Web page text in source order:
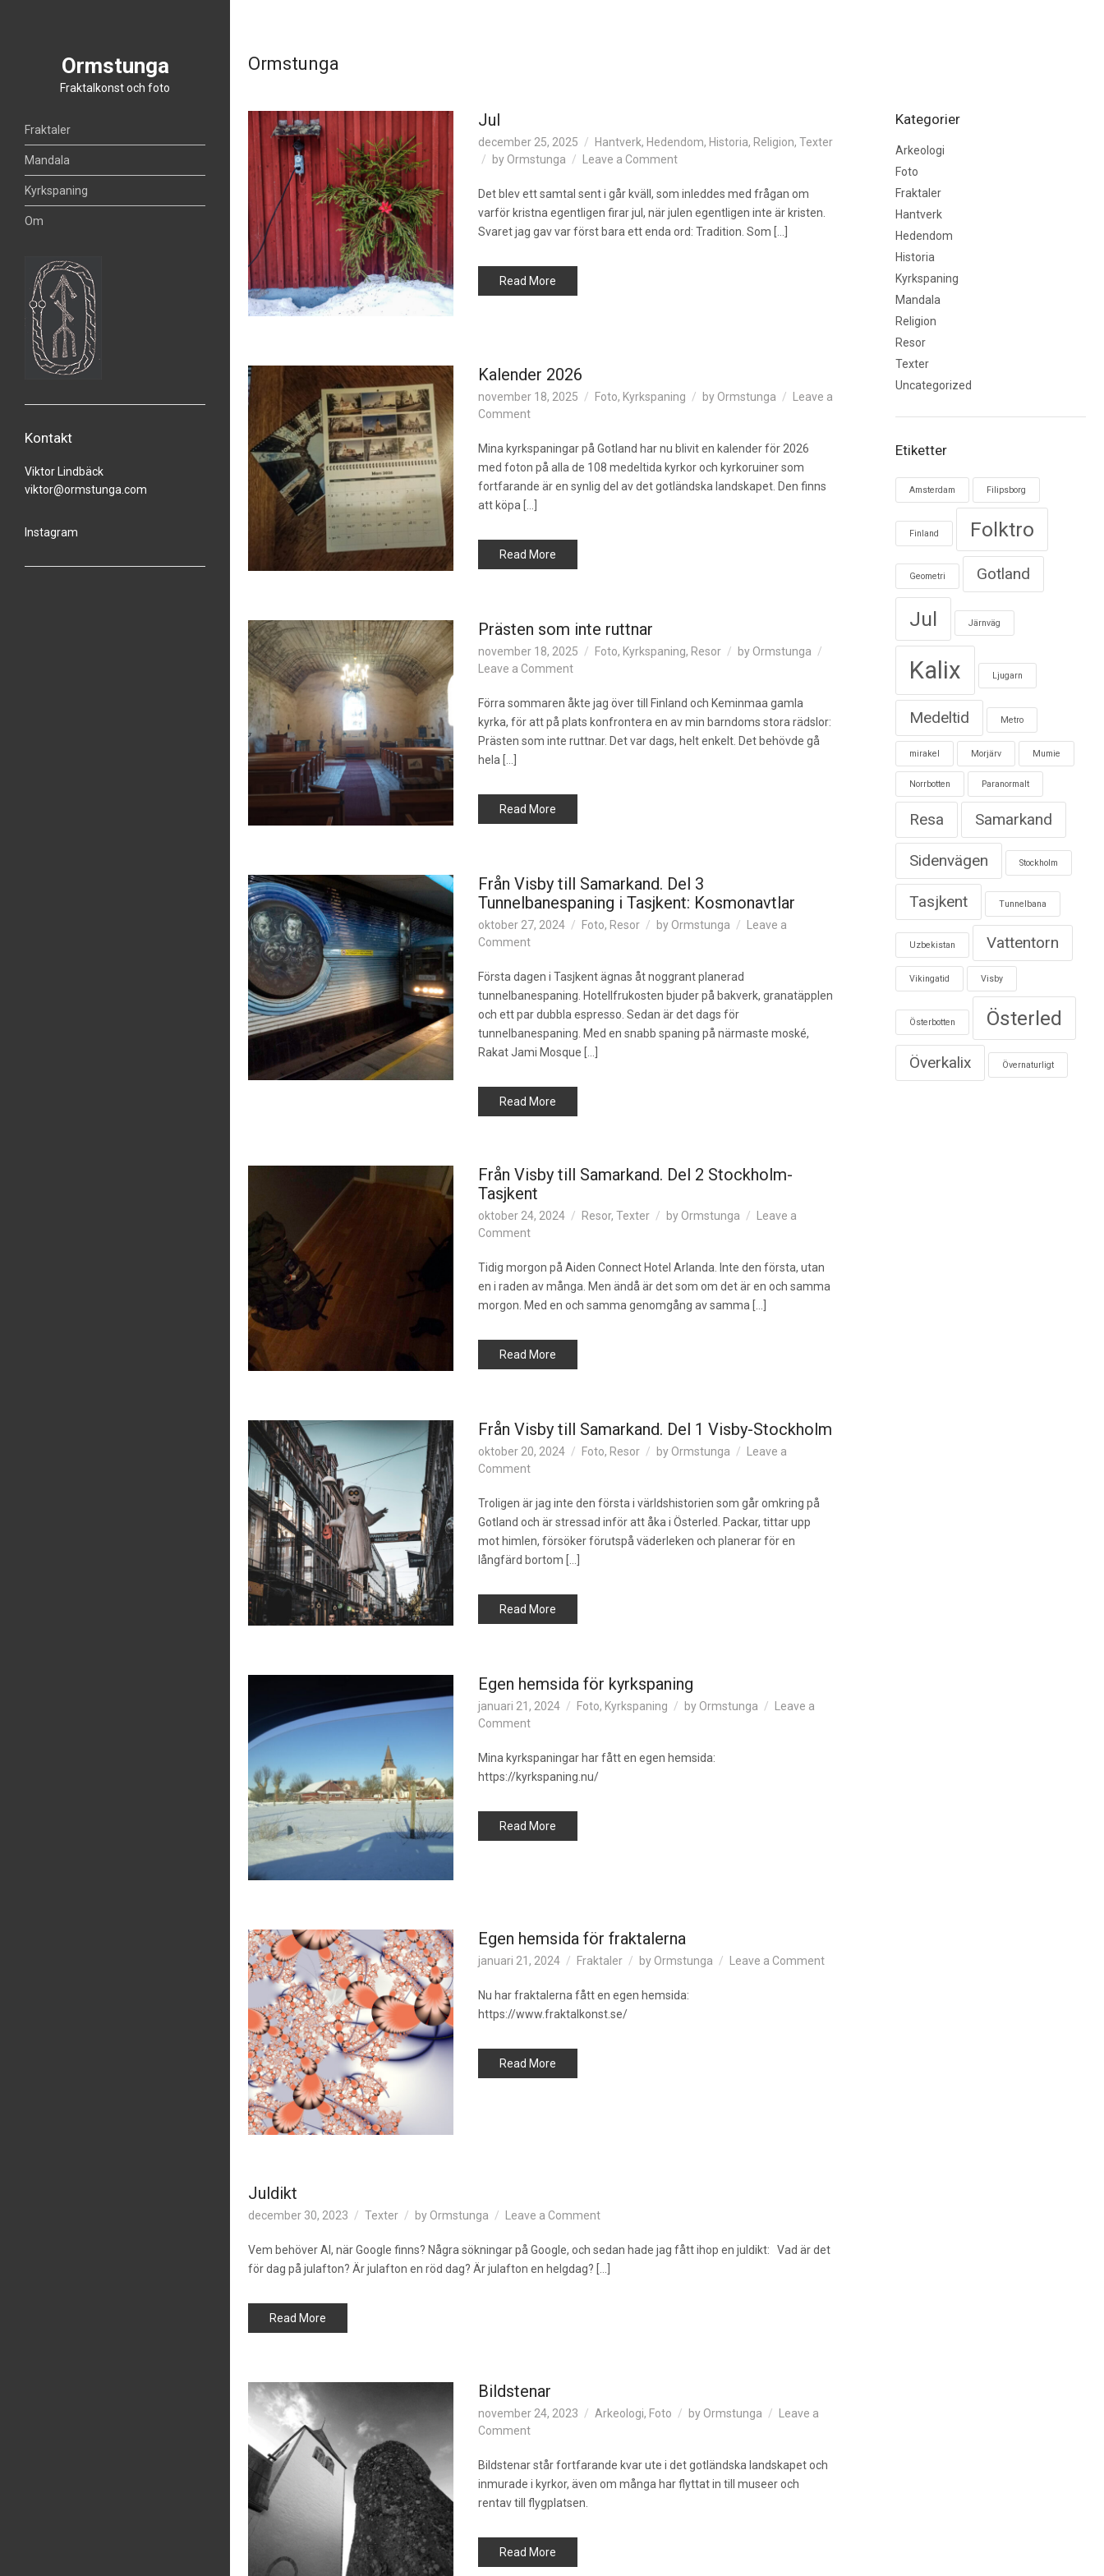
Ormstunga
Fraktalkonst och foto
Fraktaler
Mandala
Kyrkspaning
Om
Kontakt
Viktor Lindbäck
viktor@ormstunga.com
Instagram
Ormstunga
Jul
december 25, 2025 Hantverk, Hedendom, Historia, Religion, Texter
by Ormstunga Leave a Commenton
Det blev ett samtal sent i går kväll, som inleddes med frågan om
varför kristna egentligen firar jul, när julen egentligen inte är kristen.
Svaret jag gav var först bara ett enda ord: Tradition. Som […]
Read More
Kalender 2026
november 18, 2025 Foto, Kyrkspaning by Ormstunga
Leave a
Commenton
2026
Mina kyrkspaningar på Gotland har nu blivit en kalender för 2026
med foton på alla de 108 medeltida kyrkor och kyrkoruiner som
fortfarande är en synlig del av det gotländska landskapet. Den finns
att köpa […]
Read More
Prästen som inte ruttnar
november 18, 2025 Foto, Kyrkspaning, Resor by Ormstunga
Leave a Commenton
som
inte
ruttnar
Förra sommaren åkte jag över till Finland och Keminmaa gamla
kyrka, för att på plats konfrontera en av min barndoms stora rädslor:
Prästen som inte ruttnar. Det var dags, helt enkelt. Det behövde gå
hela […]
Read More
Från Visby till Samarkand. Del 3
Tunnelbanespaning i Tasjkent: Kosmonavtlar
oktober 27, 2024 Foto, Resor by Ormstunga
Leave a
Commenton
Visby
till
Samarkand.
3
Tunnelbanespaning
Tasjkent:
Kosmonavtlar
Första dagen i Tasjkent ägnas åt noggrant planerad
tunnelbanespaning. Hotellfrukosten bjuder på bakverk, granatäpplen
och ett par dubbla espresso. Sedan är det dags för
tunnelbanespaning. Med en snabb spaning på närmaste moské,
Rakat Jami Mosque […]
Read More
Från Visby till Samarkand. Del 2 Stockholm-
Tasjkent
oktober 24, 2024 Resor, Texter by Ormstunga
Leave a
Commenton
Visby
till
Samarkand.
Stockholm-
Tasjkent
Tidig morgon på Aiden Connect Hotel Arlanda. Inte den första, utan
en i raden av många. Men ändå är det som om det är en och samma
morgon. Med en och samma genomgång av samma […]
Read More
Från Visby till Samarkand. Del 1 Visby-Stockholm
oktober 20, 2024 Foto, Resor by Ormstunga
Leave a
Commenton
Visby
till
Samarkand.
Del
Stockholm
Troligen är jag inte den första i världshistorien som går omkring på
Gotland och är stressad inför att åka i Österled. Packar, tittar upp
mot himlen, försöker förutspå väderleken och planerar för en
långfärd bortom […]
Read More
Egen hemsida för kyrkspaning
januari 21, 2024 Foto, Kyrkspaning by Ormstunga
Leave a
Commenton
hemsida
för
Mina kyrkspaningar har fått en egen hemsida:
https://kyrkspaning.nu/
Read More
Egen hemsida för fraktalerna
januari 21, 2024 Fraktaler by Ormstunga Leave a Commenton
Nu har fraktalerna fått en egen hemsida:
https://www.fraktalkonst.se/
Read More
Juldikt
december 30, 2023 Texter by Ormstunga Leave a Commenton
Vem behöver AI, när Google finns? Några sökningar på Google, och sedan hade jag fått ihop en juldikt: Vad är det
för dag på julafton? Är julafton en röd dag? Är julafton en helgdag? […]
Read More
Bildstenar
november 24, 2023 Arkeologi, Foto by Ormstunga
Leave a
Commenton
Bildstenar står fortfarande kvar ute i det gotländska landskapet och
inmurade i kyrkor, även om många har flyttat in till museer och
rentav till flygplatsen.
Read More
Kategorier
Arkeologi
Foto
Fraktaler
Hantverk
Hedendom
Historia
Kyrkspaning
Mandala
Religion
Resor
Texter
Uncategorized
Etiketter
Amsterdam Filipsborg
Finland Folktro
Geometri Gotland
Jul Järnväg
Kalix Ljugarn
Medeltid Metro
mirakel Morjärv Mumie
Norrbotten Paranormalt
Resa Samarkand
Sidenvägen Stockholm
Tasjkent Tunnelbana
Uzbekistan Vattentorn
Vikingatid Visby
Österbotten Österled
Överkalix Övernaturligt